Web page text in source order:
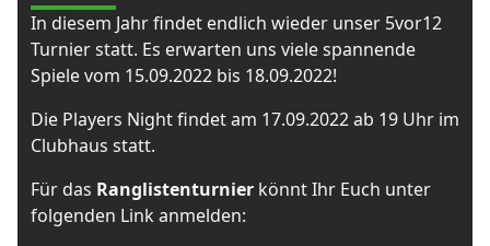
In diesem Jahr findet endlich wieder unser 5vor12
Turnier statt. Es erwarten uns viele spannende
Spiele vom 15.09.2022 bis 18.09.2022!
Die Players Night findet am 17.09.2022 ab 19 Uhr im
Clubhaus statt.
Für das Ranglistenturnier könnt Ihr Euch unter
folgenden Link anmelden: